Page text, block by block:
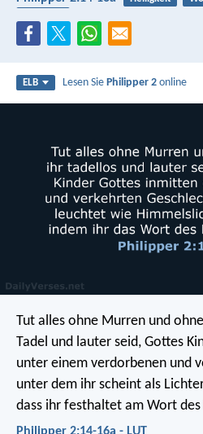
ELB Lesen SiePhilipper 2 online
Tut alles ohne Murren und
Tadel und lauter seid, Gottes
unter einem verdorbenen und
unter dem ihr scheint als
dass ihr festhaltet am Wort des